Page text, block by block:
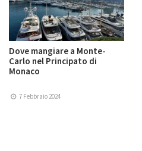
Dove mangiare a Monte-
Carlo nel Principato di
Monaco
7 Febbraio 2024